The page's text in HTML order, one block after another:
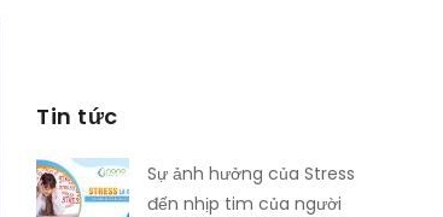
Tin tức
Sự ảnh hưởng của Stress
đến nhịp tim của người